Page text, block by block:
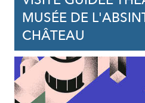
MUSÉE DE
CHÂTEAU